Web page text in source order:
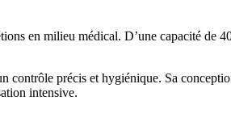
en milieu médical. D’une capacité de
précis et hygiénique. Sa
intensive.